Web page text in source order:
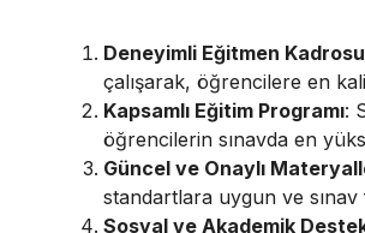
Deneyimli Eğitmen Kadrosu
çalışarak, öğrencilere en
Kapsamlı Eğitim Programı:
öğrencilerin sınavda en
Güncel ve Onaylı
standartlara uygun ve
Sosyal ve Akademik